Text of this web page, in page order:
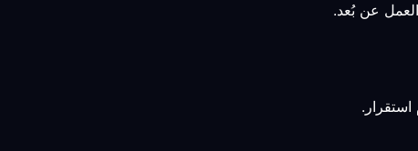
عن بُعد.